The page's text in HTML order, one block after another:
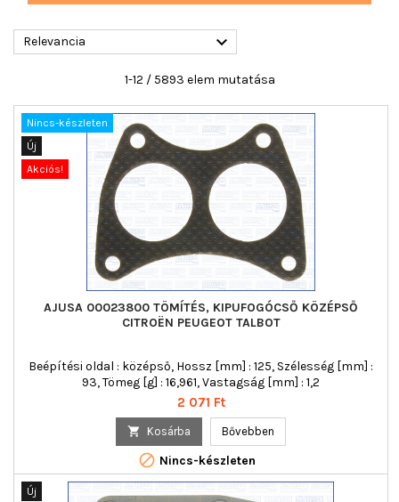
Relevancia 
1-12 / 5893 elem mutatása
Nincs-készleten
Új
Akciós!
AJUSA 00023800 TÖMÍTÉS, KIPUFOGÓCSŐ KÖZÉPSŐ
CITROËN PEUGEOT TALBOT
Beépítési oldal : középső, Hossz [mm] : 125, Szélesség [mm] :
93, Tömeg [g] : 16,961, Vastagság [mm] : 1,2
Ár
2 071 Ft
 Kosárba Bővebben
 Nincs-készleten
Új